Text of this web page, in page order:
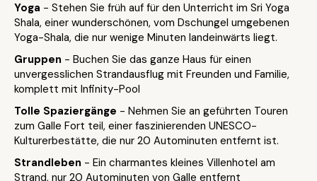
Yoga - Stehen Sie früh auf für den Unterricht im Sri Yoga
Shala, einer wunderschönen, vom Dschungel umgebenen
Yoga-Shala, die nur wenige Minuten landeinwärts liegt.
Gruppen - Buchen Sie das ganze Haus für einen
unvergesslichen Strandausflug mit Freunden und Familie,
komplett mit Infinity-Pool
Tolle Spaziergänge - Nehmen Sie an geführten Touren
zum Galle Fort teil, einer faszinierenden UNESCO-
Kulturerbestätte, die nur 20 Autominuten entfernt ist.
Strandleben - Ein charmantes kleines Villenhotel am
Strand, nur 20 Autominuten von Galle entfernt